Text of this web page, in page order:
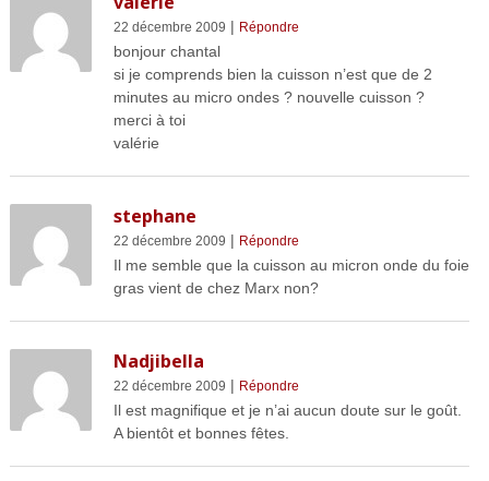
22 décembre 2009 | Répondre
bonjour chantal
si je comprends bien la cuisson n’est que de 2
minutes au micro ondes ? nouvelle cuisson ?
merci à toi
valérie
stephane
22 décembre 2009 | Répondre
Il me semble que la cuisson au micron onde du foie
gras vient de chez Marx non?
Nadjibella
22 décembre 2009 | Répondre
Il est magnifique et je n’ai aucun doute sur le goût.
A bientôt et bonnes fêtes.